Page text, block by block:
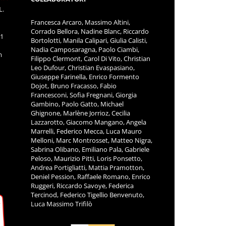
Francesca Arcaro, Massimo Altini,
Corrado Bellora, Nadine Blanc, Riccardo
Bortolotti, Manila Calipari, Giulia Calisti,
Nadia Camposaragna, Paolo Ciambi,
Filippo Clermont, Carol Di Vito, Christian
Leo Dufour, Christian Evaspasiano,
Giuseppe Farinella, Enrico Formento
Dojot, Bruno Fracasso, Fabio
Francesconi, Sofia Fregnani, Giorgia
Gambino, Paolo Gatto, Michael
Ghignone, Marlène Jorrioz, Cecilia
Lazzarotto, Giacomo Mangano, Angela
Marrelli, Federico Mecca, Luca Mauro
Melloni, Marc Montrosset, Matteo Nigra,
Sabrina Olibano, Emiliano Pala, Gabriele
Peloso, Maurizio Pitti, Loris Ponsetto,
Andrea Portigliatti, Mattia Pramotton,
Deniel Pession, Raffaele Romano, Enrico
Ruggeri, Riccardo Savoye, Federica
Tercinod, Federico Tigellio Benvenuto,
Luca Massimo Trifilò